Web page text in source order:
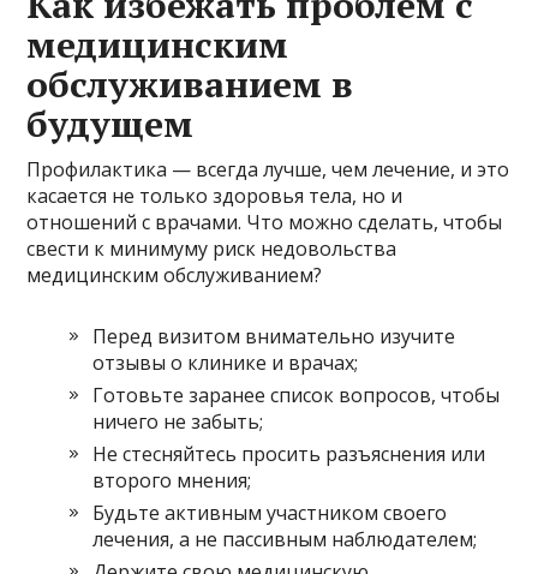
медицинским
обслуживанием в
будущем
Профилактика — всегда лучше, чем лечение, и это
касается не только здоровья тела, но и
отношений с врачами. Что можно сделать, чтобы
свести к минимуму риск недовольства
медицинским обслуживанием?
Перед визитом внимательно изучите
отзывы о клинике и врачах;
Готовьте заранее список вопросов, чтобы
ничего не забыть;
Не стесняйтесь просить разъяснения или
второго мнения;
Будьте активным участником своего
лечения, а не пассивным наблюдателем;